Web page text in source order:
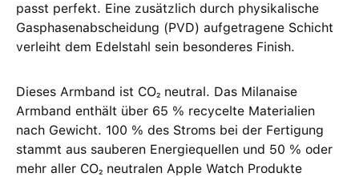
passt perfekt. Eine zusätzlich durch physikalische
Gasphasenabscheidung (PVD) aufgetragene Schicht
verleiht dem Edelstahl sein besonderes Finish.
Dieses Armband ist CO₂ neutral. Das Milanaise
Armband enthält über 65 % recycelte Materialien
nach Gewicht. 100 % des Stroms bei der Fertigung
stammt aus sauberen Energiequellen und 50 % oder
mehr aller CO₂ neutralen Apple Watch Produkte